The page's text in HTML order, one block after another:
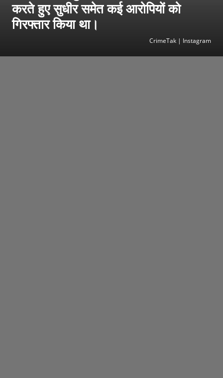
करते हुए सुधीर समेत कई आरोपियों को
गिरफ्तार किया था।
CrimeTak | Instagram